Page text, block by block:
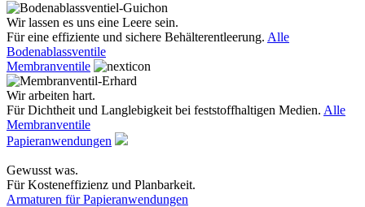
Wir lassen es uns eine Leere sein.
Für eine effiziente und sichere Behälterentleerung. Alle
Bodenablassventile
Membranventile
Wir arbeiten hart.
Für Dichtheit und Langlebigkeit bei feststoffhaltigen Medien. Alle
Membranventile
Papieranwendungen
Gewusst was.
Für Kosteneffizienz und Planbarkeit.
Armaturen für Papieranwendungen